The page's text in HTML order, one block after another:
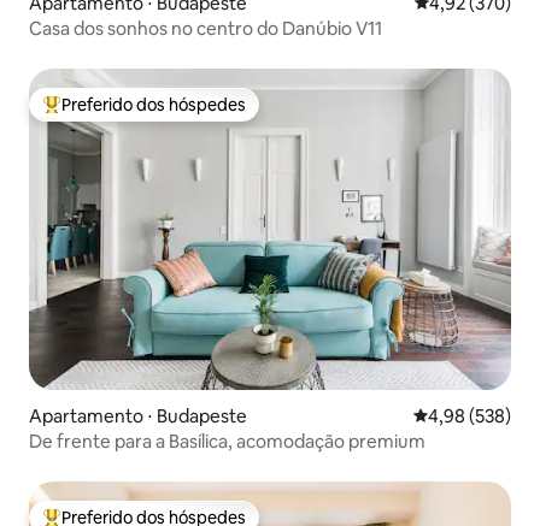
Casa dos sonhos no centro do Danúbio V11
Entre os melhores preferidos dos hóspedes
Preferido dos hóspedes
Apartamento ⋅ Budapeste 4,98 de uma
4,98 (538)
De frente para a Basílica, acomodação premium
Preferido dos hóspedes